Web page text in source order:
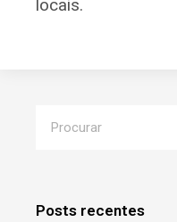
locais.
Posts recentes